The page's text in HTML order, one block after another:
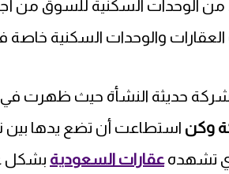
الوحدات السكنية للسوق من أجل
والوحدات السكنية خاصة
وكن استطاعت أن تضع يدها بين
تشهدهعقارات السعودية بشكل